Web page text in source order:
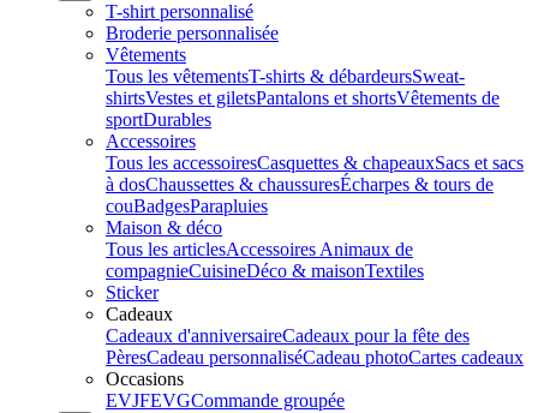
T-shirt personnalisé
Broderie personnalisée
Vêtements
Tous les vêtementsT-shirts & débardeursSweat-
shirtsVestes et giletsPantalons et shortsVêtements de
sportDurables
Accessoires
Tous les accessoiresCasquettes & chapeauxSacs et sacs
à dosChaussettes & chaussuresÉcharpes & tours de
couBadgesParapluies
Maison & déco
Tous les articlesAccessoires Animaux de
compagnieCuisineDéco & maisonTextiles
Sticker
Cadeaux
Cadeaux d'anniversaireCadeaux pour la fête des
PèresCadeau personnaliséCadeau photoCartes cadeaux
Occasions
EVJFEVGCommande groupée